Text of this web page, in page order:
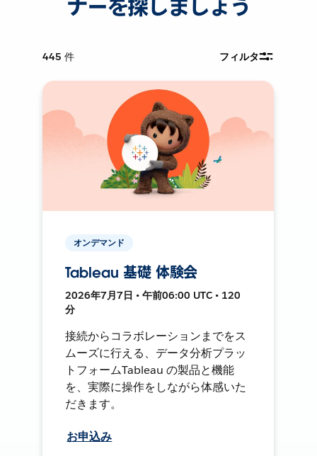
ナーを探しましょう
445 件 フィルタ
オンデマンド
Tableau 基礎 体験会
2026年7月7日 • 午前06:00 UTC • 120
分
接続からコラボレーションまでをス
ムーズに行える、データ分析プラッ
トフォームTableau の製品と機能
を、実際に操作をしながら体感いた
だきます。
お申込み